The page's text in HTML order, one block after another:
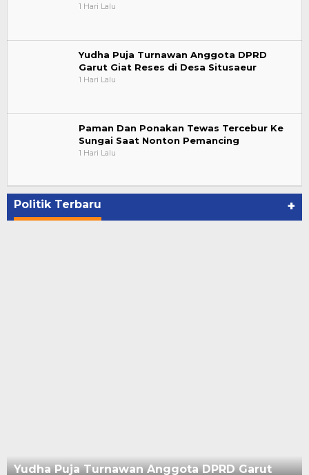
1 Hari Lalu
Yudha Puja Turnawan Anggota DPRD
Garut Giat Reses di Desa Situsaeur
1 Hari Lalu
Paman Dan Ponakan Tewas Tercebur Ke
Sungai Saat Nonton Pemancing
1 Hari Lalu
Politik Terbaru +
Yudha Puja Turnawan Anggota DPRD Garut